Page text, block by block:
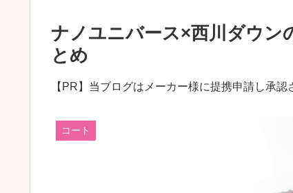
ナノユニバース×西川ダウン
とめ
【PR】当ブログはメーカー様に提携申請し承
コート